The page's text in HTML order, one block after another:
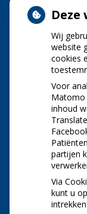
Vrijdag:
NIEUWS
Let op:
Tanden
Gezond
mond
Naar de
hoede!
die
Wij
website
cookies
Voor
Matomo
inhoud
partijen
Via
kunt u